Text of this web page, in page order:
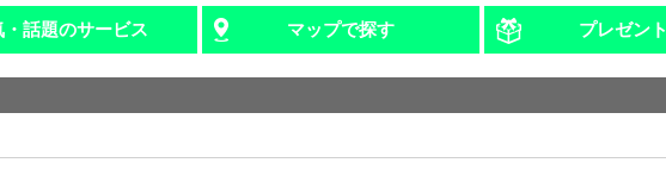
・話題のサービス マップで探す プレゼント